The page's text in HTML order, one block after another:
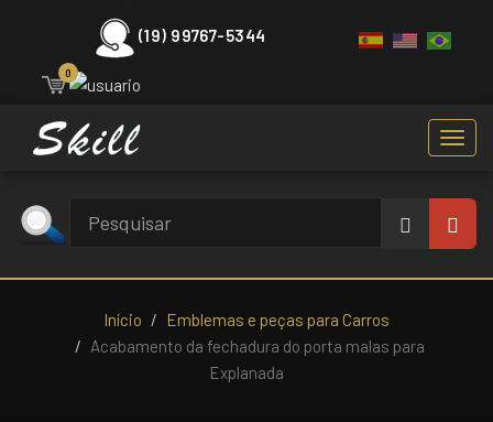
(19) 99767-5344
0
Início
Emblemas e peças para Carros
Acabamento da fechadura do porta malas para
Explanada